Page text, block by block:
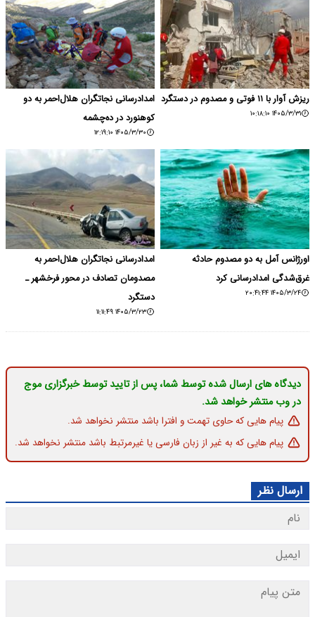
ریزش آوار با ۱۱ فوتی و مصدوم در دستگرد
۱۴۰۵/۳/۳۱ ۱۰:۱۸:۱۰
امدادرسانی نجاتگران هلال‌احمر به دو
کوهنورد در ده‌چشمه
۱۴۰۵/۳/۳۰ ۱۲:۱۹:۱۰
اورژانس آمل به دو مصدوم حادثه
غرق‌شدگی امدادرسانی کرد
۱۴۰۵/۳/۲۴ ۲۰:۴۱:۴۴
امدادرسانی نجاتگران هلال‌احمر به
مصدومان تصادف در محور فرخشهر ـ
دستگرد
۱۴۰۵/۳/۲۳ ۱۱:۱۱:۴۹
دیدگاه های ارسال شده توسط شما، پس از تایید توسط خبرگزاری موج
در وب منتشر خواهد شد.
پیام هایی که حاوی تهمت و افترا باشد منتشر نخواهد شد.
پیام هایی که به غیر از زبان فارسی یا غیرمرتبط باشد منتشر نخواهد شد.
ارسال نظر